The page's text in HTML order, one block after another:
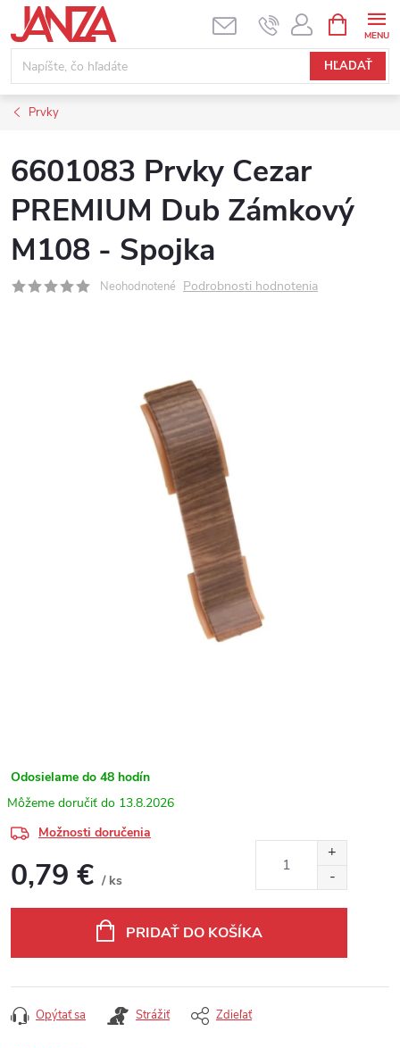
Prejsť na obsah
HĽADAŤ
Prvky
6601083 Prvky Cezar
PREMIUM Dub Zámkový
M108 - Spojka
Neohodnotené Podrobnosti hodnotenia
Odosielame do 48 hodín
13.8.2026
Možnosti doručenia
0,79 € / ks
PRIDAŤ DO KOŠÍKA
Opýtať sa Strážiť Zdieľať